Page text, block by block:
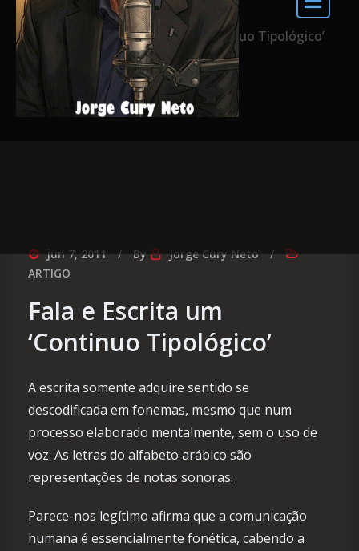
Home Fala e Escrita um ‘Continuo Tipológico’
jun 7, 2011 By
Jorge Cury Neto
ARTIGO
Fala e Escrita um
‘Continuo Tipológico’
A escrita somente adquire sentido se
descodificada em fonemas, mesmo que num
processo elaborado mentalmente, sem o uso de
voz. As letras do alfabeto arábico são
representações de notas sonoras.
Parece-nos legítimo afirma que a comunicação
humana é essencialmente fonética, cabendo a